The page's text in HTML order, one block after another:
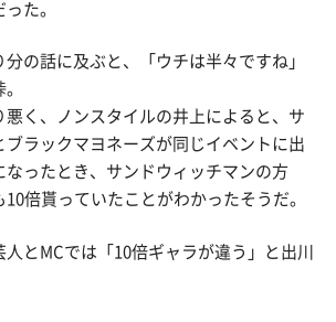
た。
の話に及ぶと、「ウチは半々ですね」
悪く、ノンスタイルの井上によると、サ
ブラックマヨネーズが同じイベントに出
なったとき、サンドウィッチマンの方
倍貰っていたことがわかったそうだ。
とMCでは「10倍ギャラが違う」と出川